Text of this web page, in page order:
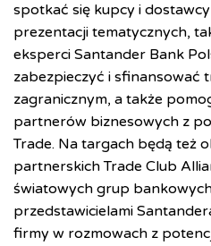
spotkać się kupcy i
prezentacji tematycznych,
eksperci Santander Bank
zabezpieczyć i sfinansować
zagranicznym, a także
partnerów biznesowych z
Trade. Na targach będą też
partnerskich Trade Club
światowych grup
przedstawicielami
firmy w rozmowach z